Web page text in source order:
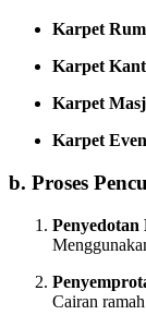
Karpet
Karpet
Karpet
Karpet
b. Proses
Cairan